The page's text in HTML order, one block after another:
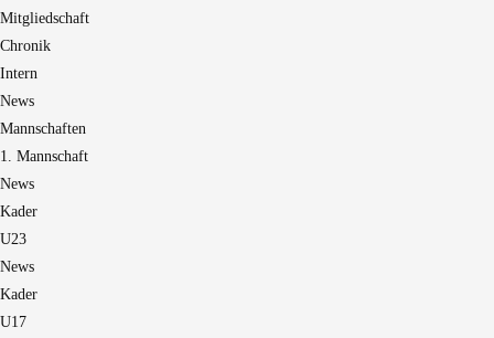
Mitgliedschaft
Chronik
Intern
News
Mannschaften
1. Mannschaft
News
Kader
U23
News
Kader
U17